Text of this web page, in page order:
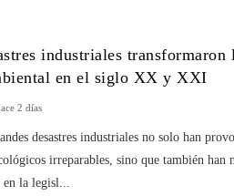
industriales transformaron
en el siglo XX y XXI
2 días
desastres industriales no solo han
irreparables, sino que también han
la legisl...